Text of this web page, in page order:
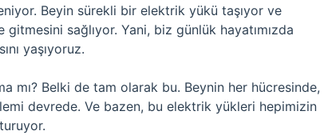
Beyin sürekli bir elektrik yükü taşıyor ve
sağlıyor. Yani, biz günlük hayatımızda
yaşıyoruz.
mı? Belki de tam olarak bu. Beynin her hücresinde,
devrede. Ve bazen, bu elektrik yükleri hepimizin